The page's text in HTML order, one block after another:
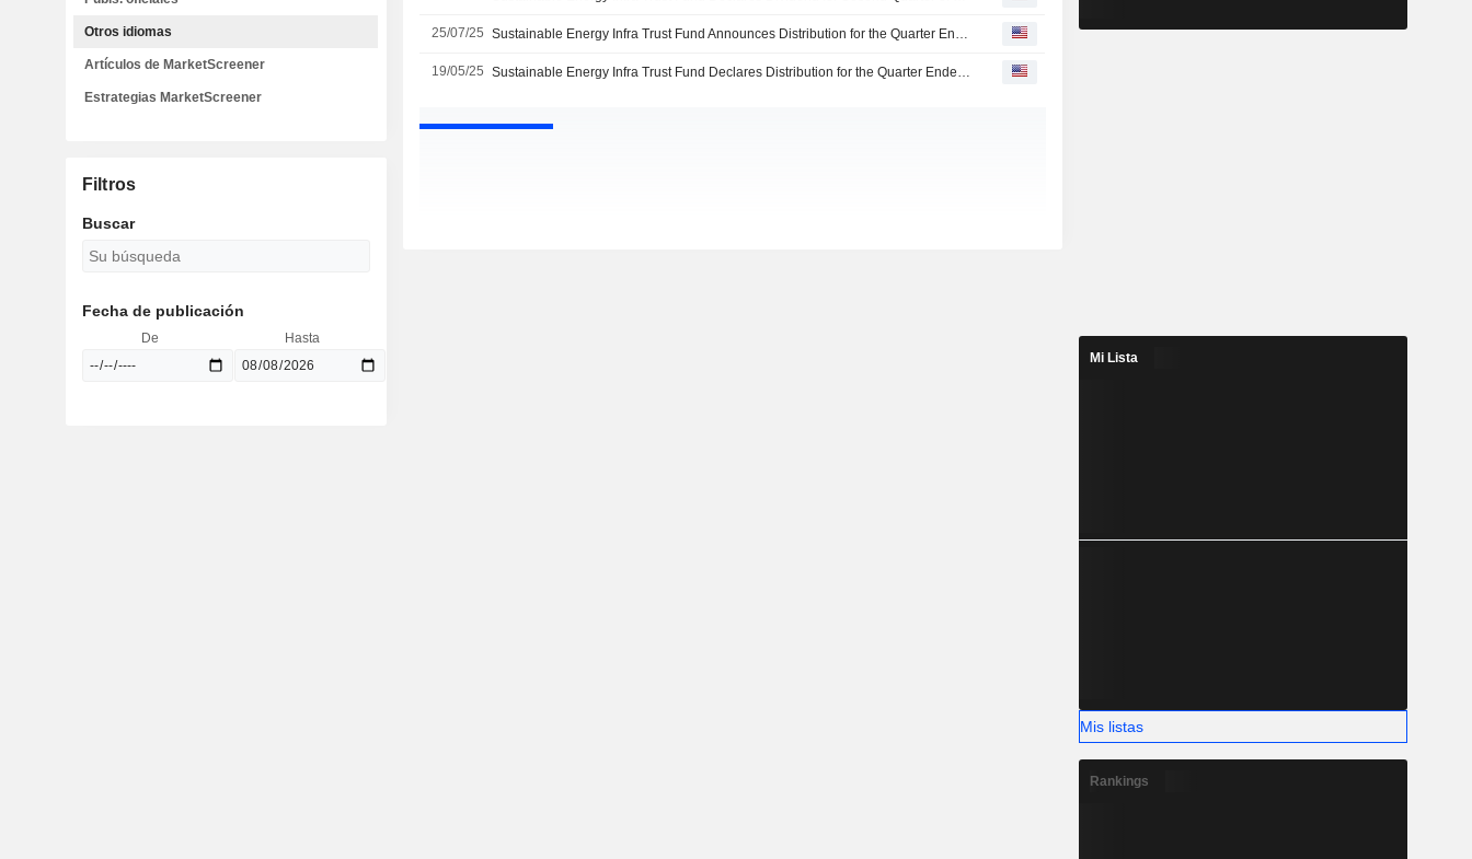
25/07/25 Sustainable Energy Infra Trust Fund Announces Distribution for the Quarter Ended June 30, 2025, to Be Paid on or Before August 4, 2025
19/05/25 Sustainable Energy Infra Trust Fund Declares Distribution for the Quarter Ended March 31, 2025, Payable on or Before May 29, 2025
Otros idiomas
Artículos de MarketScreener
Estrategias MarketScreener
Filtros
Buscar
Fecha de publicación
De Hasta
Mi Lista
Mis listas
Rankings